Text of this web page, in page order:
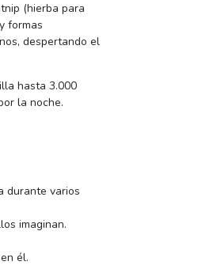
(hierba para
formas
despertando el
hasta 3.000
la noche.
durante varios
imaginan.
él.